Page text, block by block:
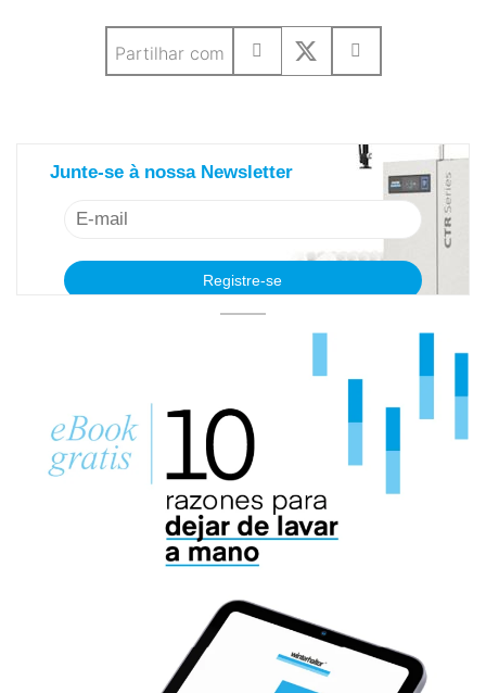
Partilhar com
Junte-se à nossa Newsletter